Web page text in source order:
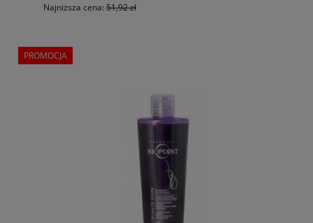
Najniższa cena: 51,92 zł
PROMOCJA